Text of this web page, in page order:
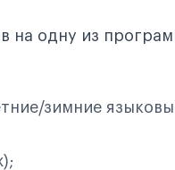
на одну из
зимние